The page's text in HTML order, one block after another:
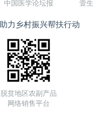
中国医学论坛报 壹生
助力乡村振兴帮扶行动
脱贫地区农副产品
网络销售平台